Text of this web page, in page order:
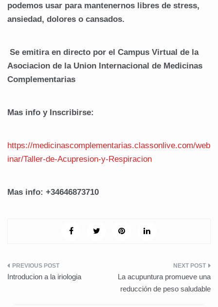
podemos usar para mantenernos libres de stress,
ansiedad, dolores o cansados.
Se emitira en directo por el Campus Virtual de la
Asociacion de la Union Internacional de Medicinas
Complementarias
Mas info y Inscribirse:
https://medicinascomplementarias.classonlive.com/web
inar/Taller-de-Acupresion-y-Respiracion
Mas info: +34646873710
Navegación
Introducion a la iriologia
La acupuntura promueve una
reducción de peso saludable